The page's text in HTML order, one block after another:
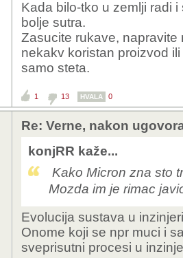
Kada bilo-tko u zemlji radi
bolje sutra.
Zasucite rukave, napravite
nekakv koristan proizvod
samo steta.
1 13 HVALA 0
Re: Verne, nakon
konjRR kaže...
Kako Micron zna sto
Mozda im je rimac
Evolucija sustava u
Onome koji se npr muci i
sveprisutni procesi u